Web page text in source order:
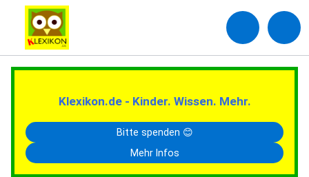
Klexikon.de - Kinder. Wissen. Mehr.
Bitte spenden 😊
Mehr Infos